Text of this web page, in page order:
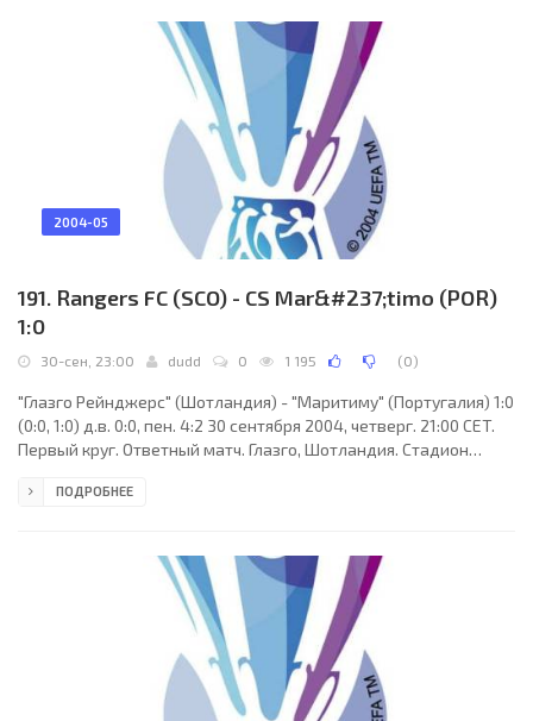
Прието, Андони Ираола, Пабло Орбаис, Хосеба Эчеверрия (к)
(Хави Гонсалес, 82), Карлос
2004-05
191. Rangers FC (SCO) - CS Mar&#237;timo (POR)
1:0
30-сен, 23:00 dudd 0 1 195 (0)
"Глазго Рейнджерс" (Шотландия) - "Маритиму" (Португалия) 1:0
(0:0, 1:0) д.в. 0:0, пен. 4:2 30 сентября 2004, четверг. 21:00 CET.
Первый круг. Ответный матч. Глазго, Шотландия. Стадион
Владимир Гриняк (Словакия), Владимир Медведь (Словакия),
Ален Бумсонг, Дадо Пршо, Начо Ново, Роберт Малкольм
(Стивен Хьюз, 90+3), Зураб Хизанишвили,
ПОДРОБНЕЕ